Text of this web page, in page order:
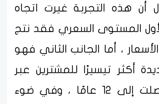
أن هذه التجربة غيرت اتجاه
المستوى السعري فقد نتج
، أما الجانب الثاني فهو
أكثر تيسيرًا للمشترين عبر
البيع بفترات سداد وصلت إلى 12 عامًا ، وفي ضوء